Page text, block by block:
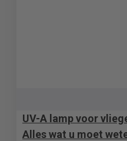
UV-A lamp voor
Alles wat u moet